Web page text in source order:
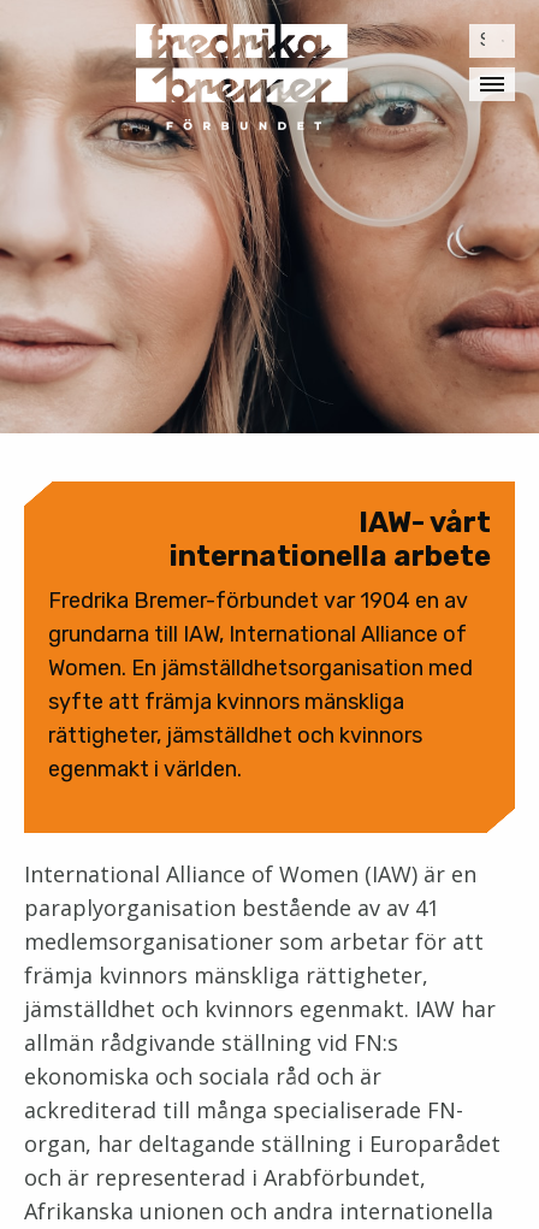
Sök
efter:
IAW- vårt
internationella arbete
Fredrika Bremer-förbundet var 1904 en av
grundarna till IAW, International Alliance of
Women. En jämställdhetsorganisation med
syfte att främja kvinnors mänskliga
rättigheter, jämställdhet och kvinnors
egenmakt i världen.
International Alliance of Women (IAW) är en
paraplyorganisation bestående av av 41
medlemsorganisationer som arbetar för att
främja kvinnors mänskliga rättigheter,
jämställdhet och kvinnors egenmakt. IAW har
allmän rådgivande ställning vid FN:s
ekonomiska och sociala råd och är
ackrediterad till många specialiserade FN-
organ, har deltagande ställning i Europarådet
och är representerad i Arabförbundet,
Afrikanska unionen och andra internationella